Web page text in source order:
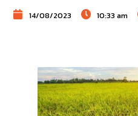
14/08/2023 10:33 am